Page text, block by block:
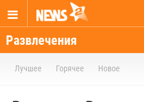
Развлечения
Лучшее Горячее Новое